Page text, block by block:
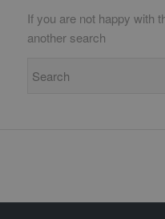
If you are not happy with
another search